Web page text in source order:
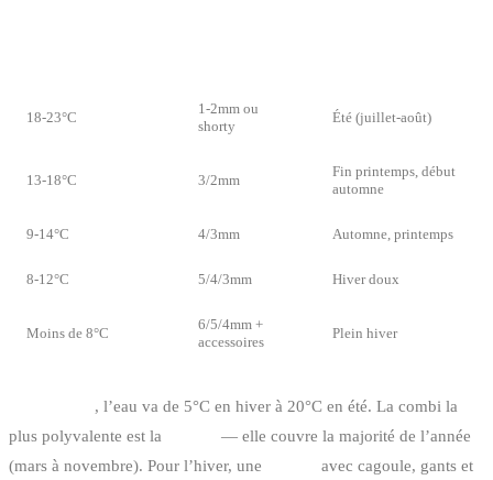
18-23°C
1-2mm ou
shorty
Été (juillet-août)
13-18°C 3/2mm
Fin printemps, début
automne
9-14°C 4/3mm Automne, printemps
8-12°C 5/4/3mm Hiver doux
Moins de 8°C
6/5/4mm +
accessoires
Plein hiver
, l’eau va de 5°C en hiver à 20°C en été. La combi la
plus polyvalente est la
— elle couvre la majorité de l’année
(mars à novembre). Pour l’hiver, une
avec cagoule, gants et